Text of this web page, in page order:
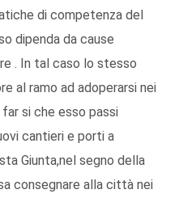
di competenza del
dipenda da cause
. In tal caso lo stesso
al ramo ad adoperarsi nei
si che esso passi
cantieri e porti a
Giunta,nel segno della
consegnare alla città nei